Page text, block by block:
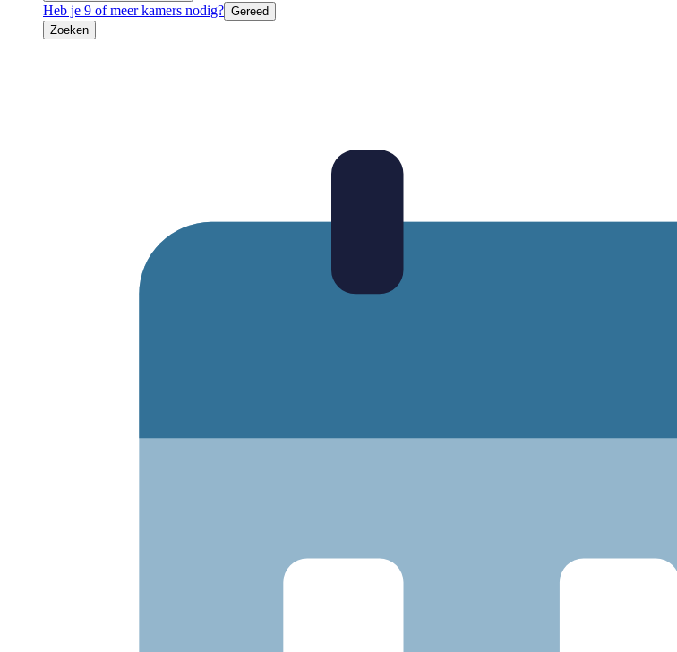
Heb je 9 of meer kamers nodig? Gereed
Zoeken